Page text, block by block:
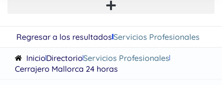
Regresar a los resultadosServicios Profesionales
InicioDirectorioServicios Profesionales
Cerrajero Mallorca 24 horas